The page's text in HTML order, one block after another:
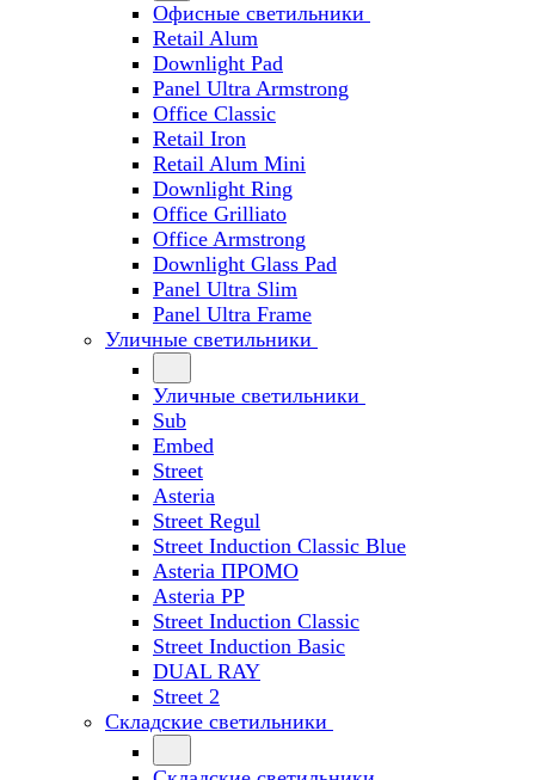
Офисные светильники
Retail Alum
Downlight Pad
Panel Ultra Armstrong
Office Classic
Retail Iron
Retail Alum Mini
Downlight Ring
Office Grilliato
Office Armstrong
Downlight Glass Pad
Panel Ultra Slim
Panel Ultra Frame
Уличные светильники
Уличные светильники
Sub
Embed
Street
Asteria
Street Regul
Street Induction Classic Blue
Asteria ПРОМО
Asteria PP
Street Induction Classic
Street Induction Basic
DUAL RAY
Street 2
Складские светильники